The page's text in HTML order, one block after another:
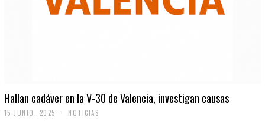
Hallan cadáver en la V-30 de Valencia, investigan causas
15 JUNIO, 2025 NOTICIAS